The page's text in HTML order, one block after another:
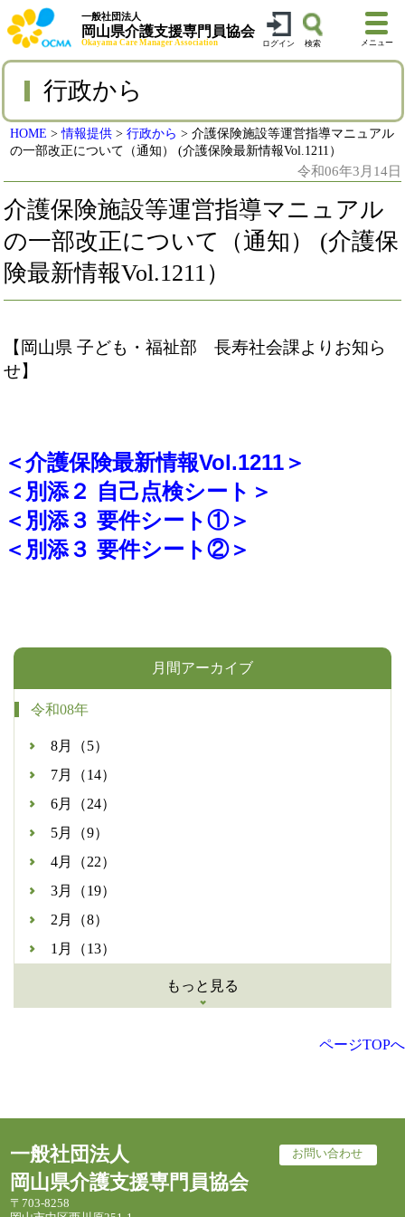
一般社団法人
岡山県介護支援専門員協会
Okayama Care Manager Association ログイン 検索 メニュー
行政から
HOME >情報提供 >行政から >介護保険施設等運営指導マニュアル
の一部改正について（通知） (介護保険最新情報Vol.1211）
令和06年3月14日
介護保険施設等運営指導マニュアル
の一部改正について（通知） (介護保
険最新情報Vol.1211）
【岡山県 子ども・福祉部 長寿社会課よりお知ら
せ】
＜介護保険最新情報Vol.1211＞
＜別添２ 自己点検シート＞
＜別添３ 要件シート①＞
＜別添３ 要件シート②＞
月間アーカイブ
令和08年
8月（5）
7月（14）
6月（24）
5月（9）
4月（22）
3月（19）
2月（8）
1月（13）
もっと見る
ページTOPへ
一般社団法人
岡山県介護支援専門員協会
〒703-8258
お問い合わせ